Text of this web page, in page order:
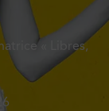
« Libres,